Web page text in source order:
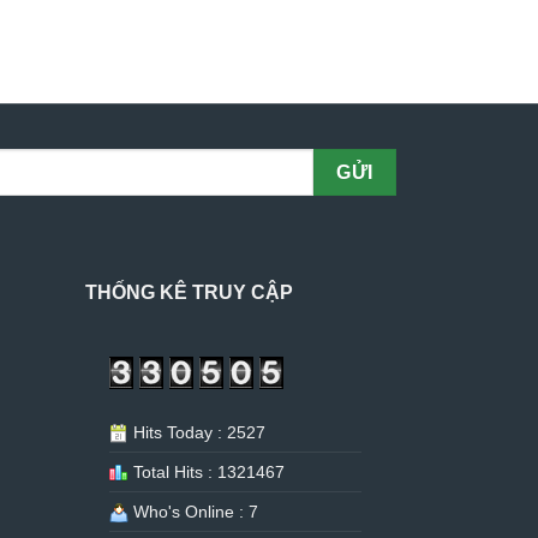
THỐNG KÊ TRUY CẬP
Hits Today : 2527
Total Hits : 1321467
Who's Online : 7